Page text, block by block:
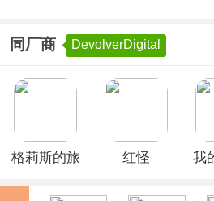
同厂商 DevolverDigital
格莉斯的旅
红怪
机版
我